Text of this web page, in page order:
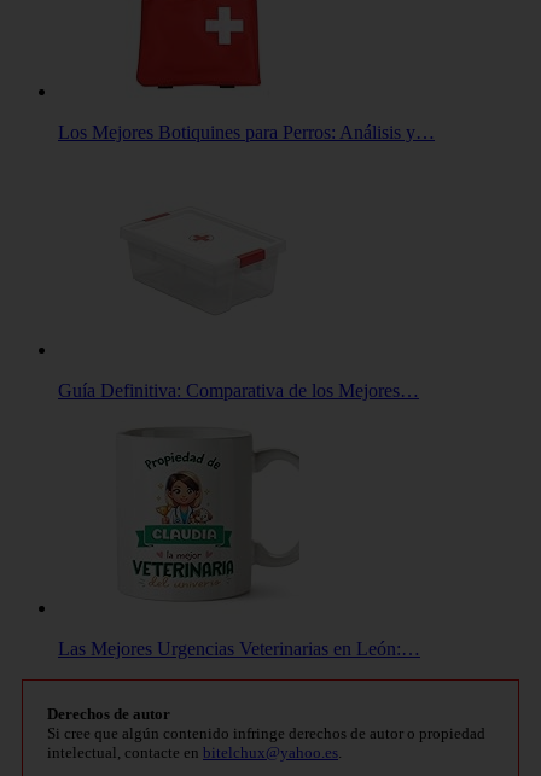
Los Mejores Botiquines para Perros: Análisis y…
Guía Definitiva: Comparativa de los Mejores…
Las Mejores Urgencias Veterinarias en León:…
Derechos de autor
Si cree que algún contenido infringe derechos de autor o propiedad
intelectual, contacte en bitelchux@yahoo.es.